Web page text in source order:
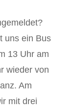
uns ein Bus
13 Uhr am
wieder von
Am
mit drei